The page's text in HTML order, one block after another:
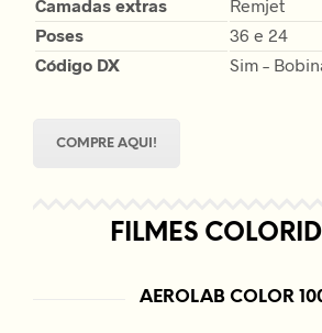
Camadas extras
Remjet
Poses
36 e 24
Código DX
Sim –
COMPRE AQUI!
FILMES
AEROLAB COLOR